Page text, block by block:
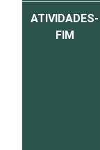
ATIVIDADES-
FIM